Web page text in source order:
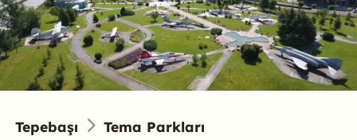
Tepebaşı Tema Parkları